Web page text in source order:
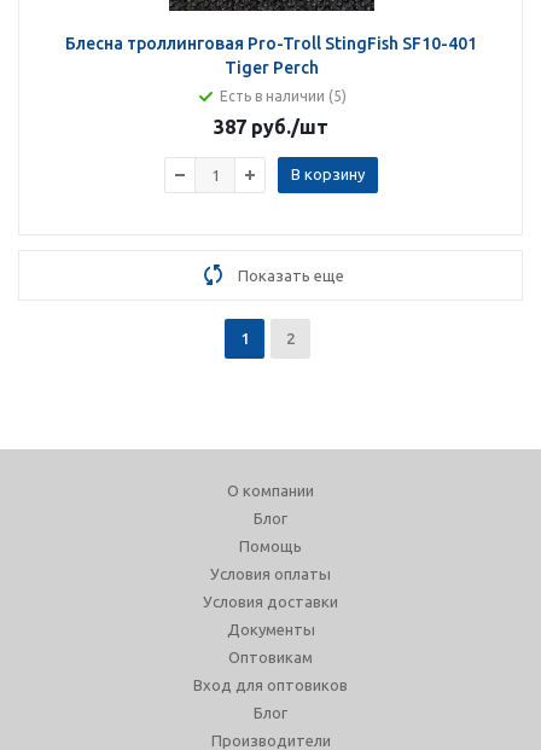
Блесна троллинговая Pro-Troll StingFish SF10-401
Tiger Perch
Есть в наличии (5)
387 руб./шт
В корзину
Показать еще
1 2
О компании
Блог
Помощь
Условия оплаты
Условия доставки
Документы
Оптовикам
Вход для оптовиков
Блог
Производители